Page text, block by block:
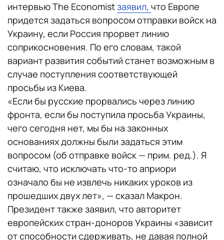
интервью The Economistзаявил, что Европе
придется задаться вопросом отправки войск на
Украину, если Россия прорвет линию
соприкосновения. По его словам, такой
вариант развития событий станет возможным в
случае поступления соответствующей
просьбы из Киева.
«Если бы русские прорвались через линию
фронта, если бы поступила просьба Украины,
чего сегодня нет, мы бы на законных
основаниях должны были задаться этим
вопросом (об отправке войск — прим. ред.). Я
считаю, что исключать что-то априори
означало бы не извлечь никаких уроков из
прошедших двух лет», — сказал Макрон.
Президент также заявил, что авторитет
европейских стран-доноров Украины «зависит
от способности сдерживать, не давая полной